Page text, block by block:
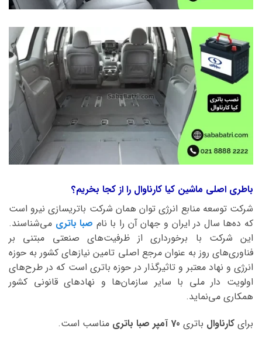
باطری اصلی ماشین کیا کارناوال را از کجا بخریم؟
شرکت توسعه منابع انرژی توان همان شرکت باتریسازی نیرو است
که ده‌ها سال در ایران و جهان آن را با نام صبا باتری می‌شناسند.
این شرکت با برخورداری از ظرفیت‌های صنعتی مبتنی بر
فناوری‌های روز به عنوان مرجع اصلی تامین نیازهای کشور به حوزه
انرژی و نهاد معتبر و تاثیرگذار در حوزه باتری است که در طرح‌های
اولویت دار ملی با سایر سازمان‌ها و نهادهای قانونی کشور
همکاری می‌نماید.
برای کارناوال باتری باتری مناسب است.